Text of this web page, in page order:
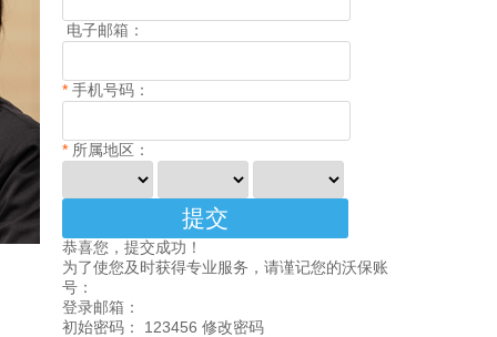
电子邮箱：
*手机号码：
*所属地区：
恭喜您，提交成功！
为了使您及时获得专业服务，请谨记您的沃保账
号：
登录邮箱：
初始密码： 123456 修改密码